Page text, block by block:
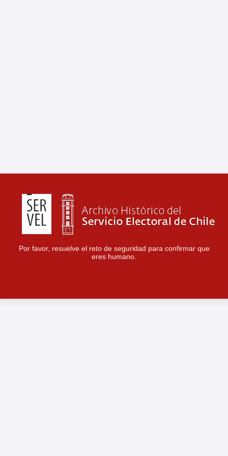
Por favor, resuelve el reto de seguridad para confirmar que
eres humano.